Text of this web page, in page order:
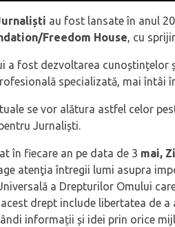
au fost lansate în anul
Freedom House, cu
a fost dezvoltarea
specializată, mai întâi
se vor alătura astfel celor
Jurnaliști.
în fiecare an pe data de 3 mai,
atenţia întregii lumi asupra
a Drepturilor Omului
drept include libertatea de
informații și idei prin orice